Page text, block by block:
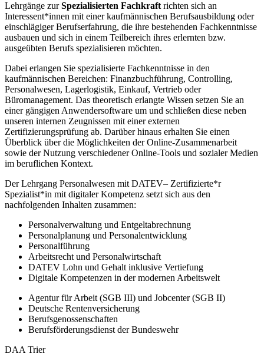
Lehrgänge zurSpezialisierten Fachkraftrichten sich an
Interessent*innen mit einer kaufmännischen Berufsausbildung oder
einschlägiger Berufserfahrung, die ihre bestehenden Fachkenntnisse
ausbauen und sich in einem Teilbereich ihres erlernten bzw.
ausgeübten Berufs spezialisieren möchten.
Dabei erlangen Sie spezialisierte Fachkenntnisse in den
kaufmännischen Bereichen: Finanzbuchführung, Controlling,
Personalwesen, Lagerlogistik, Einkauf, Vertrieb oder
Büromanagement. Das theoretisch erlangte Wissen setzen Sie an
einer gängigen Anwendersoftware um und schließen diese neben
unseren internen Zeugnissen mit einer externen
Zertifizierungsprüfung ab. Darüber hinaus erhalten Sie einen
Überblick über die Möglichkeiten der Online-Zusammenarbeit
sowie der Nutzung verschiedener Online-Tools und sozialer Medien
im beruflichen Kontext.
Der Lehrgang Personalwesen mit DATEV– Zertifizierte*r
Spezialist*in mit digitaler Kompetenz setzt sich aus den
nachfolgenden Inhalten zusammen:
Personalverwaltung und Entgeltabrechnung
Personalplanung und Personalentwicklung
Personalführung
Arbeitsrecht und Personalwirtschaft
DATEV Lohn und Gehalt inklusive Vertiefung
Digitale Kompetenzen in der modernen Arbeitswelt
Agentur für Arbeit (SGB III) und Jobcenter (SGB II)
Deutsche Rentenversicherung
Berufsgenossenschaften
Berufsförderungsdienst der Bundeswehr
DAA Trier